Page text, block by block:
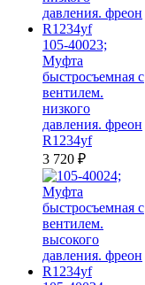
105-40023;
Муфта
быстросъемная с
вентилем.
низкого
давления. фреон
R1234yf
3 720 ₽